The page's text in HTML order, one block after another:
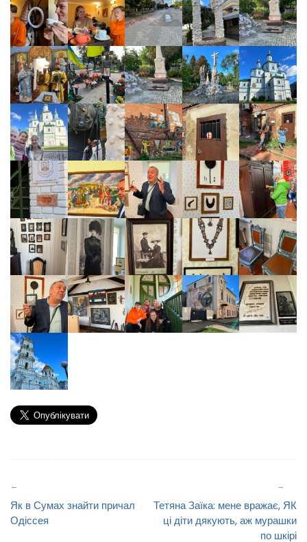
Як в Сумах знайти причал
Одіссея
Тетяна Заїка: мене вражає, ЯК
ці діти дякують, аж мурашки
по шкірі